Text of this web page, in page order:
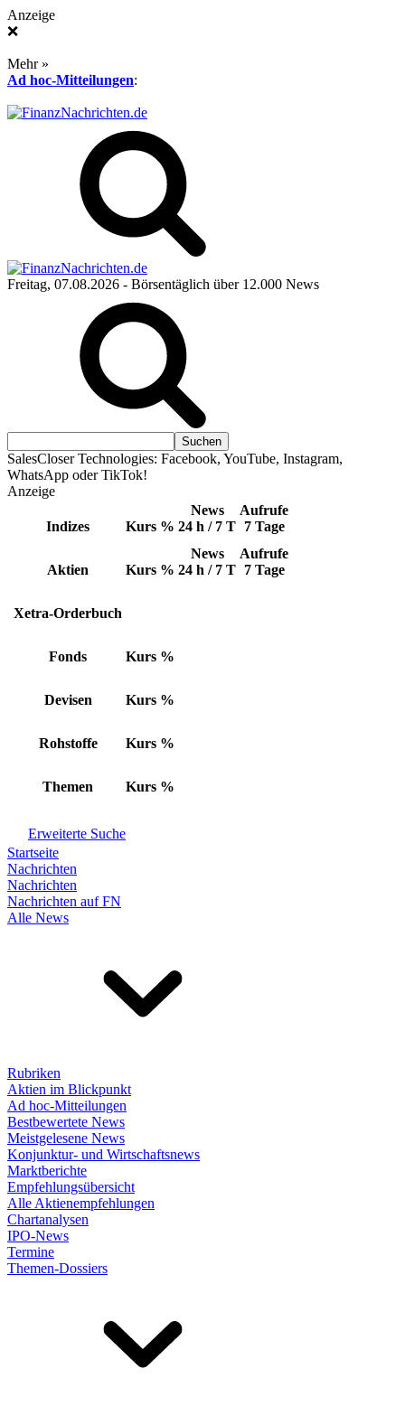
Anzeige
❌
Mehr »
Ad hoc-Mitteilungen:
Freitag, 07.08.2026 - Börsentäglich über 12.000 News
SalesCloser Technologies: Facebook, YouTube, Instagram,
WhatsApp oder TikTok!
Anzeige
Indizes Kurs %
News
24 h / 7 T
Aufrufe
7 Tage
Aktien Kurs %
News
24 h / 7 T
Aufrufe
7 Tage
Xetra-Orderbuch
Fonds Kurs %
Devisen Kurs %
Rohstoffe Kurs %
Themen Kurs %
Erweiterte Suche
Startseite
Nachrichten
Nachrichten
Nachrichten auf FN
Alle News
Rubriken
Aktien im Blickpunkt
Ad hoc-Mitteilungen
Bestbewertete News
Meistgelesene News
Konjunktur- und Wirtschaftsnews
Marktberichte
Empfehlungsübersicht
Alle Aktienempfehlungen
Chartanalysen
IPO-News
Termine
Themen-Dossiers